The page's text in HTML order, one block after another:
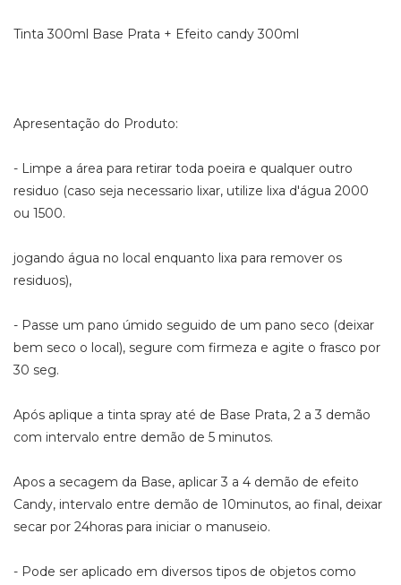
Tinta 300ml Base Prata + Efeito candy 300ml
Apresentação do Produto:
- Limpe a área para retirar toda poeira e qualquer outro
residuo (caso seja necessario lixar, utilize lixa d'água 2000
ou 1500.
jogando água no local enquanto lixa para remover os
residuos),
- Passe um pano úmido seguido de um pano seco (deixar
bem seco o local), segure com firmeza e agite o frasco por
30 seg.
Após aplique a tinta spray até de Base Prata, 2 a 3 demão
com intervalo entre demão de 5 minutos.
Apos a secagem da Base, aplicar 3 a 4 demão de efeito
Candy, intervalo entre demão de 10minutos, ao final, deixar
secar por 24horas para iniciar o manuseio.
- Pode ser aplicado em diversos tipos de objetos como